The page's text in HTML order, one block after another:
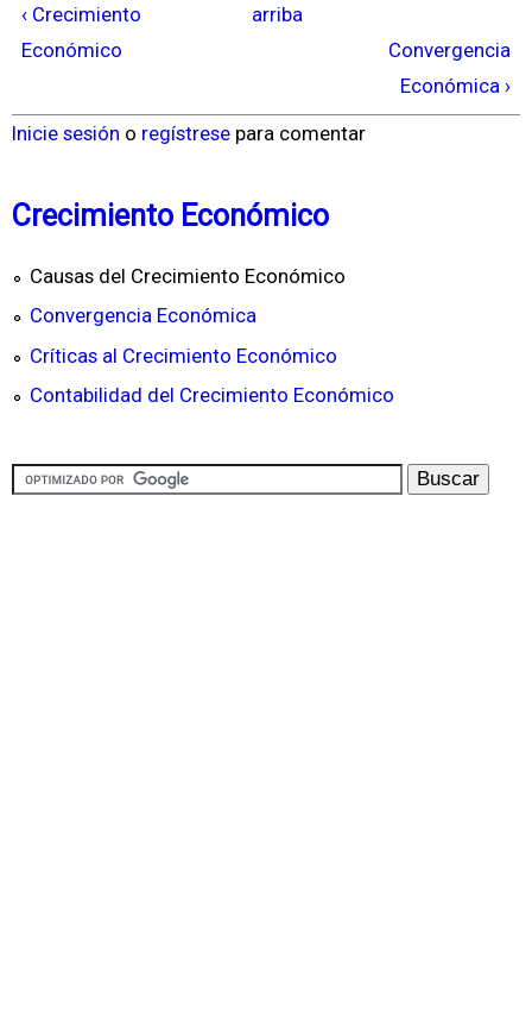
‹ Crecimiento
Económico
arriba
Convergencia
Económica ›
Inicie sesión o regístrese para comentar
Crecimiento Económico
Causas del Crecimiento Económico
Convergencia Económica
Críticas al Crecimiento Económico
Contabilidad del Crecimiento Económico